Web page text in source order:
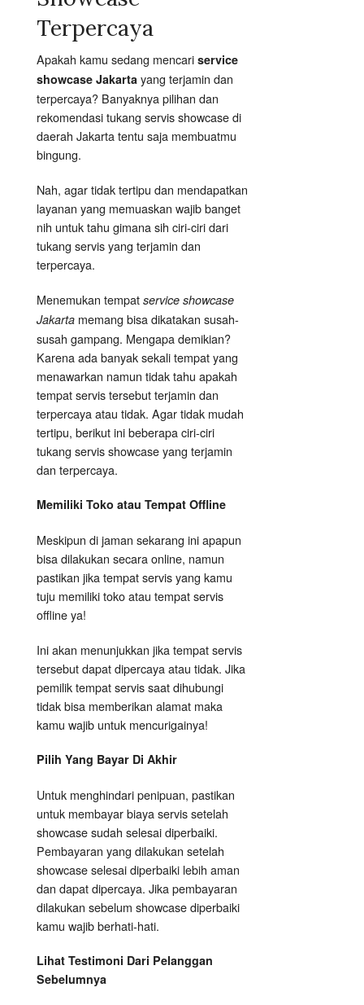
Terpercaya
Apakah kamu sedang mencari service
showcase Jakarta yang terjamin dan
terpercaya? Banyaknya pilihan dan
rekomendasi tukang servis showcase di
daerah Jakarta tentu saja membuatmu
bingung.
Nah, agar tidak tertipu dan mendapatkan
layanan yang memuaskan wajib banget
nih untuk tahu gimana sih ciri-ciri dari
tukang servis yang terjamin dan
terpercaya.
Menemukan tempat service showcase
Jakarta memang bisa dikatakan susah-
susah gampang. Mengapa demikian?
Karena ada banyak sekali tempat yang
menawarkan namun tidak tahu apakah
tempat servis tersebut terjamin dan
terpercaya atau tidak. Agar tidak mudah
tertipu, berikut ini beberapa ciri-ciri
tukang servis showcase yang terjamin
dan terpercaya.
Memiliki Toko atau Tempat Offline
Meskipun di jaman sekarang ini apapun
bisa dilakukan secara online, namun
pastikan jika tempat servis yang kamu
tuju memiliki toko atau tempat servis
offline ya!
Ini akan menunjukkan jika tempat servis
tersebut dapat dipercaya atau tidak. Jika
pemilik tempat servis saat dihubungi
tidak bisa memberikan alamat maka
kamu wajib untuk mencurigainya!
Pilih Yang Bayar Di Akhir
Untuk menghindari penipuan, pastikan
untuk membayar biaya servis setelah
showcase sudah selesai diperbaiki.
Pembayaran yang dilakukan setelah
showcase selesai diperbaiki lebih aman
dan dapat dipercaya. Jika pembayaran
dilakukan sebelum showcase diperbaiki
kamu wajib berhati-hati.
Lihat Testimoni Dari Pelanggan
Sebelumnya